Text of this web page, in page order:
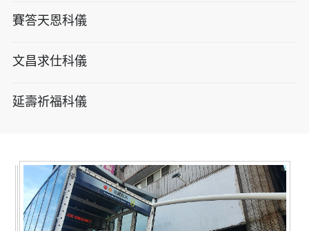
賽答天恩科儀
文昌求仕科儀
延壽祈福科儀